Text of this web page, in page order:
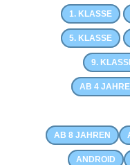
1. KLASSE
5. KLASSE
9.
AB 4
AB 8 JAHREN
ANDROID